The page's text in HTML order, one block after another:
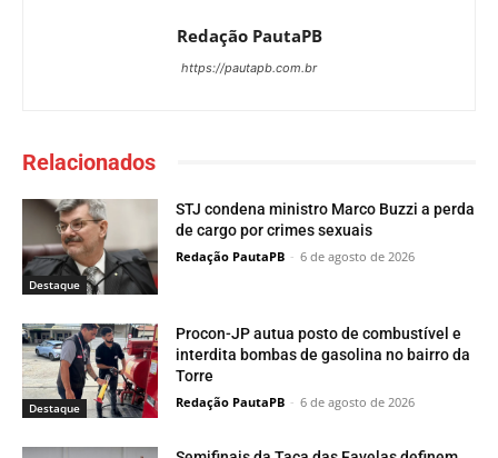
Redação PautaPB
https://pautapb.com.br
Relacionados
Destaque
STJ condena ministro Marco Buzzi a perda
de cargo por crimes sexuais
Redação PautaPB - 6 de agosto de 2026
Destaque
Procon-JP autua posto de combustível e
interdita bombas de gasolina no bairro da
Torre
Redação PautaPB - 6 de agosto de 2026